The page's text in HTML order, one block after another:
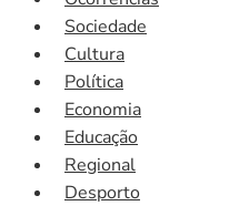
Sociedade
Cultura
Política
Economia
Educação
Regional
Desporto